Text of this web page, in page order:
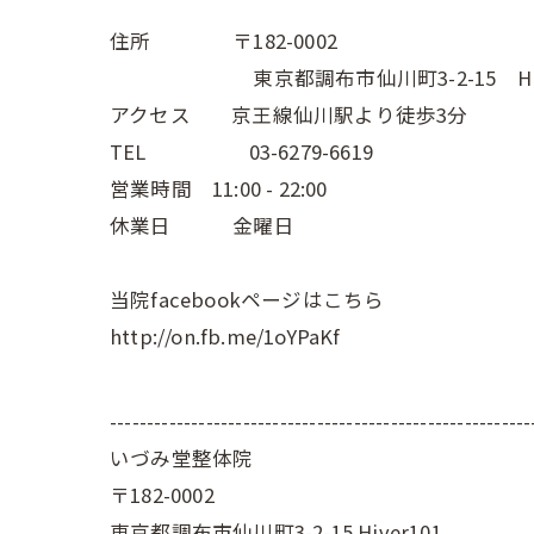
住所 〒182-0002
東京都調布市仙川町3-2-15
アクセス 京王線仙川駅より徒歩3分
TEL 03-6279-6619
営業時間 11:00 - 22:00
休業日 金曜日
当院facebookページはこちら
http://on.fb.me/1oYPaKf
いづみ堂整体院
〒182-0002